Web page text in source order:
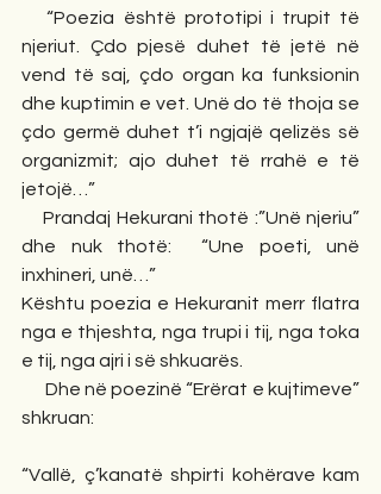
   “Poezia është prototipi i trupit të
njeriut. Çdo pjesë duhet të jetë në
vend të saj, çdo organ ka funksionin
dhe kuptimin e vet. Unë do të thoja se
çdo germë duhet t’i ngjajë qelizës së
organizmit; ajo duhet të rrahë e të
jetojë…”
dhe nuk thotë:  “Une poeti, unë
inxhineri, unë…”
Kështu poezia e Hekuranit merr flatra
nga e thjeshta, nga trupi i tij, nga toka
e tij, nga ajri i së shkuarës.
shkruan:
“Vallë, ç’kanatë shpirti kohërave kam